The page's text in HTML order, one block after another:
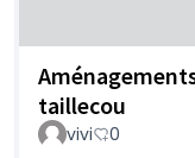
taillecou
vivi 0